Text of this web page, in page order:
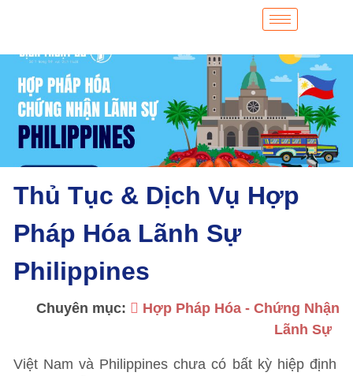
Thủ Tục & Dịch Vụ Hợp
Pháp Hóa Lãnh Sự
Philippines
Chuyên mục:
Hợp Pháp Hóa - Chứng Nhận
Lãnh Sự
Việt Nam và Philippines chưa có bất kỳ hiệp định